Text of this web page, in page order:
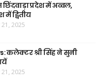
प्रदेश में अव्वल,
में द्वितीय
21, 2025
कलेक्टर श्री सिंह ने सुनी
21, 2025